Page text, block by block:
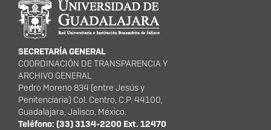
SECRETARÍA GENERAL
COORDINACIÓN DE TRANSPARENCIA Y
ARCHIVO GENERAL
Pedro Moreno 834 (entre Jesús y
Penitenciaria) Col. Centro, C.P. 44100,
Guadalajara, Jalisco, México.
Teléfono: (33) 3134-2200 Ext. 12470